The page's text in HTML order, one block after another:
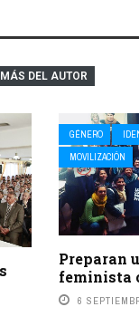
MÁS DEL AUTOR
GÉNERO
MOVILIZACIÓN
Preparan
feminista
6